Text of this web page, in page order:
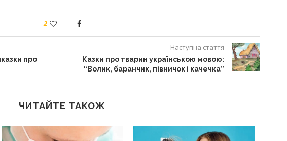
2
про
Наступна стаття
Казки про тварин українською мовою:
“Волик, баранчик, півничок і качечка”
ЧИТАЙТЕ ТАКОЖ